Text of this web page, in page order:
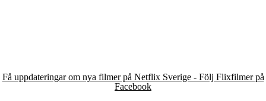
Få uppdateringar om nya filmer på Netflix Sverige - Följ Flixfilmer på
Facebook